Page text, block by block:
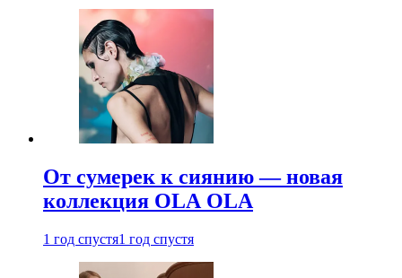
От сумерек к сиянию — новая
коллекция OLA OLA
1 год спустя1 год спустя